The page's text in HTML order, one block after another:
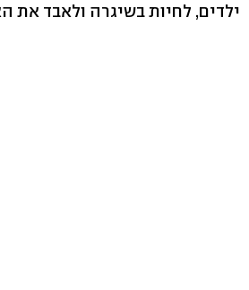
ילדים, לחיות בשיגרה ולאבד את